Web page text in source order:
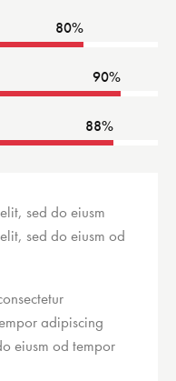
80%
90%
88%
sed do eiusm
sed do eiusm od
adipiscing
eiusm od tempor